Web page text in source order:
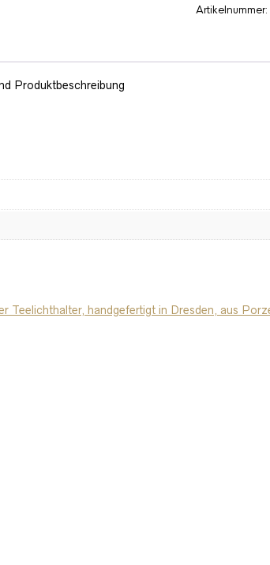
Artikelnummer:
Produktbeschreibung